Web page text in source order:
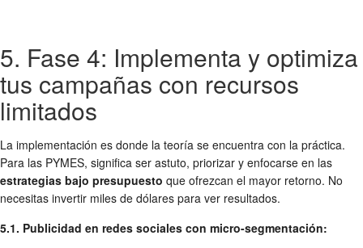
5. Fase 4: Implementa y optimiza
tus campañas con recursos
limitados
La implementación es donde la teoría se encuentra con la práctica.
Para las PYMES, significa ser astuto, priorizar y enfocarse en las
estrategias bajo presupuesto que ofrezcan el mayor retorno. No
necesitas invertir miles de dólares para ver resultados.
5.1. Publicidad en redes sociales con micro-segmentación: